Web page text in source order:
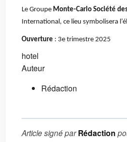
Le Groupe Monte-Carlo Société
International, ce lieu symbolisera
Ouverture : 3e trimestre 2025
hotel
Auteur
Rédaction
Article signé parRédaction